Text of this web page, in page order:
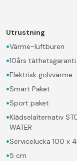
Utrustning
•Värme-luftburen
•10års täthetsgaranti
•Elektrisk golvvärme
•Smart Paket
•Sport paket
•Klädselalternativ
WATER
•Servicelucka 100 x
•5 cm